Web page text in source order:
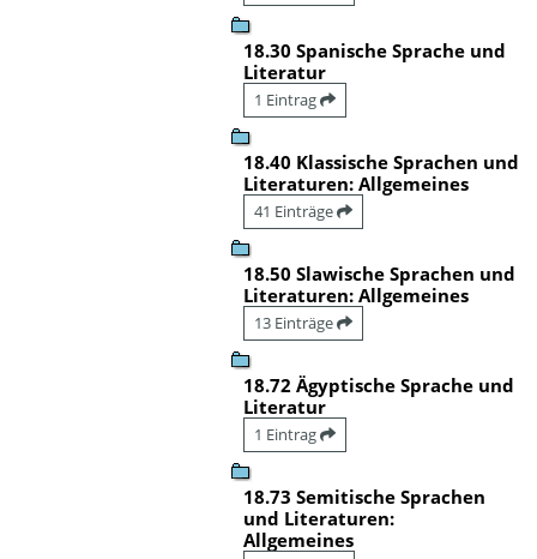
18.30 Spanische Sprache und
Literatur
1 Eintrag
18.40 Klassische Sprachen und
Literaturen: Allgemeines
41 Einträge
18.50 Slawische Sprachen und
Literaturen: Allgemeines
13 Einträge
18.72 Ägyptische Sprache und
Literatur
1 Eintrag
18.73 Semitische Sprachen
und Literaturen:
Allgemeines